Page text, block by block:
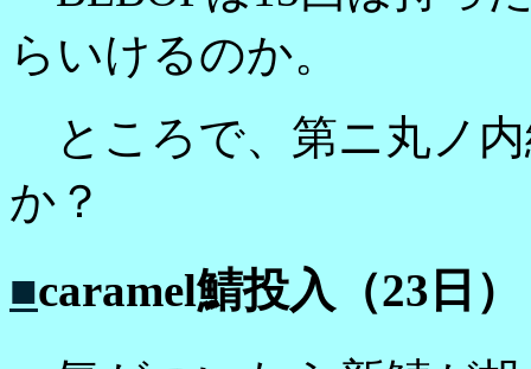
らいけるのか。
ところで、第ニ丸ノ
か？
■caramel鯖投入（23日）